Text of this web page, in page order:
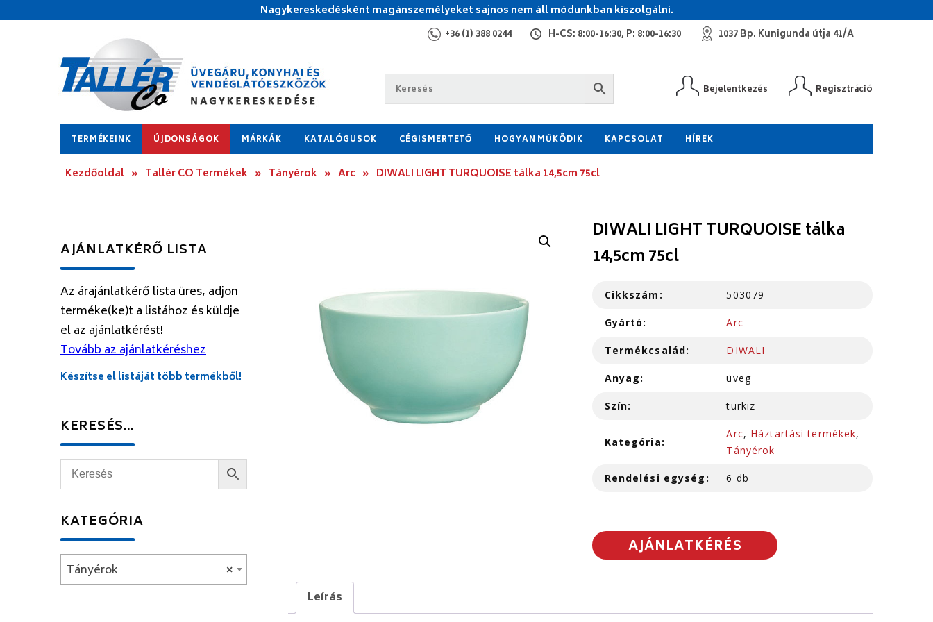
Nagykereskedésként magánszemélyeket sajnos nem áll módunkban kiszolgálni.
+36 (1) 388 0244 H-CS: 8:00-16:30, P: 8:00-16:30 1037 Bp. Kunigunda útja 41/A
Bejelentkezés Regisztráció
TERMÉKEINK ÚJDONSÁGOK MÁRKÁK KATALÓGUSOK CÉGISMERTETŐ HOGYAN MŰKÖDIK KAPCSOLAT HÍREK
Kezdőoldal » Tallér CO Termékek » Tányérok » Arc » DIWALI LIGHT TURQUOISE tálka 14,5cm 75cl
DIWALI LIGHT TURQUOISE tálka
14,5cm 75cl
Cikkszám: 503079
Gyártó: Arc
Termékcsalád: DIWALI
Anyag: üveg
Szín: türkiz
Kategória:
Arc, Háztartási termékek,
Tányérok
Rendelési egység: 6 db
AJÁNLATKÉRÉS
Leírás
AJÁNLATKÉRŐ LISTA
Az árajánlatkérő lista üres, adjon
terméke(ke)t a listához és küldje
el az ajánlatkérést!
Tovább az ajánlatkéréshez
Készítse el listáját több termékből!
KERESÉS…
KATEGÓRIA
×
Tányérok